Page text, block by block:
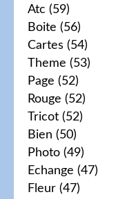
Atc (59)
Boite (56)
Cartes (54)
Theme (53)
Page (52)
Rouge (52)
Tricot (52)
Bien (50)
Photo (49)
Echange (47)
Fleur (47)